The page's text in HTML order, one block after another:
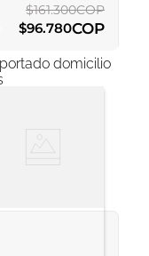
$161.300COP
$96.780COP
AGREGAR AL CARRITO